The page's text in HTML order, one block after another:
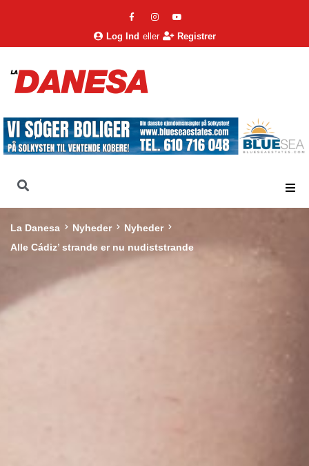
Log Ind eller Registrer
La Danesa Nyheder
Nyheder
Alle Cádiz’ strande er nu nudiststrande